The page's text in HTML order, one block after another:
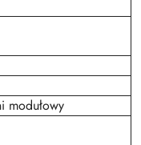
modułowy